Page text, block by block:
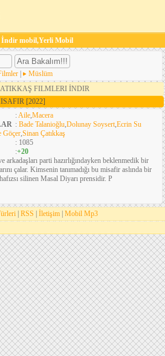
mobil,Yerli Mobil
Müslüm
FILMLERI İNDIR
[2022]
:Aile,Macera
: Bade Talanioğlu,Dolunay Soysert,Ecrin Su
Göçer,Sinan Çatıkkaş
: 1085
:+20
arkadaşları parti hazırlığındayken beklenmedik bir
çalar. Kimsenin tanımadığı bu misafir aslında bir
silinen Masal Diyarı prensidir. P
RSS İletişim Mobil Mp3